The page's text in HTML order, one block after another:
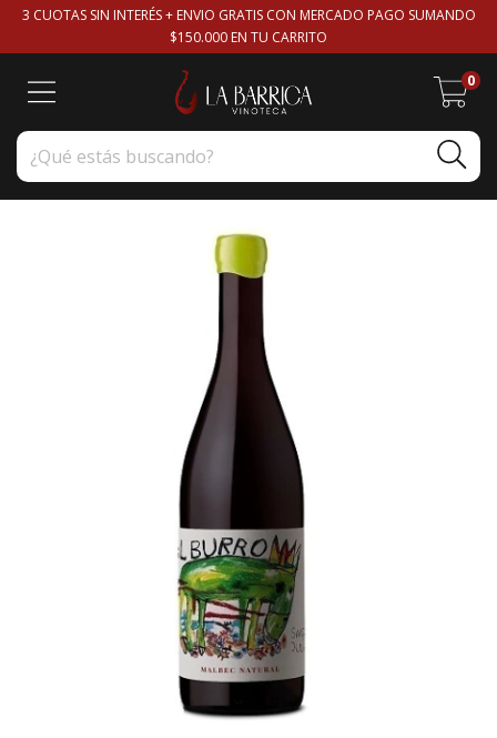
3 CUOTAS SIN INTERÉS + ENVIO GRATIS CON MERCADO PAGO SUMANDO
$150.000 EN TU CARRITO
0